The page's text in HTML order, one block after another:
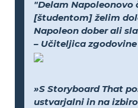
"Delam Napoleonovo
[študentom] želim
Napoleon dober ali
– Učiteljica
»S Storyboard That
ustvarjalni in na